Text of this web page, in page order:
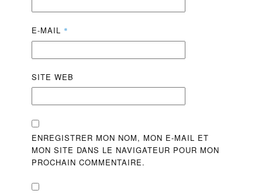
E-MAIL *
SITE WEB
ENREGISTRER MON NOM, MON E-MAIL ET
MON SITE DANS LE NAVIGATEUR POUR MON
PROCHAIN COMMENTAIRE.